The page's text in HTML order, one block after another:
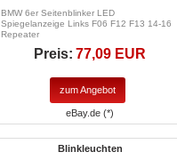
BMW 6er Seitenblinker LED
Spiegelanzeige Links F06 F12 F13 14-16
Repeater
Preis: 77,09 EUR
zum Angebot
eBay.de (*)
Blinkleuchten